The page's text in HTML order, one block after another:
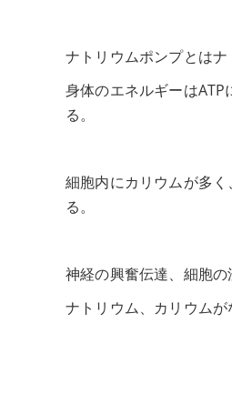
ナトリウムポンプとはナ
身体のエネルギーは
る。
細胞内にカリウムが多
る。
神経の興奮伝達、細胞の
ナトリウム、カリウムが